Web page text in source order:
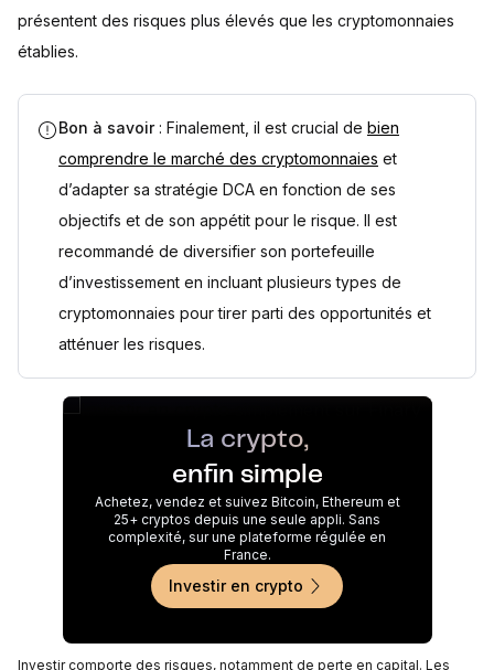
présentent des risques plus élevés que les cryptomonnaies
établies.
Bon à savoir : Finalement, il est crucial de bien
comprendre le marché des cryptomonnaies et
d’adapter sa stratégie DCA en fonction de ses
objectifs et de son appétit pour le risque. Il est
recommandé de diversifier son portefeuille
d’investissement en incluant plusieurs types de
cryptomonnaies pour tirer parti des opportunités et
atténuer les risques.
La crypto,
enfin simple
Achetez, vendez et suivez Bitcoin, Ethereum et
25+ cryptos depuis une seule appli. Sans
complexité, sur une plateforme régulée en
France.
Investir en crypto
Investir comporte des risques, notamment de perte en capital. Les